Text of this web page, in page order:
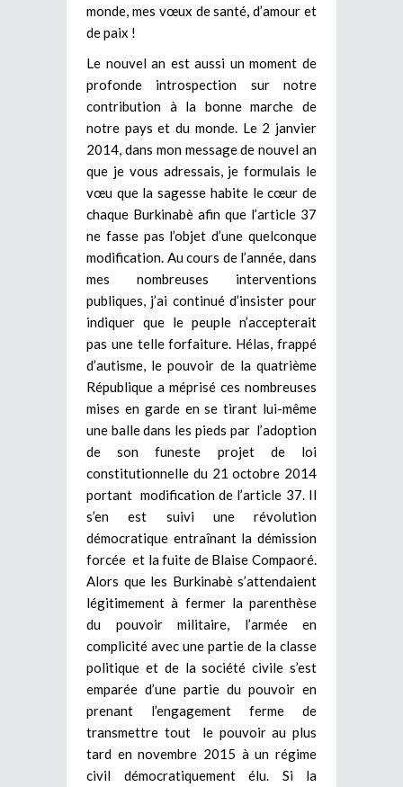
monde, mes vœux de santé, d’amour et
de paix !
Le nouvel an est aussi un moment de
profonde introspection sur notre
contribution à la bonne marche de
notre pays et du monde. Le 2 janvier
2014, dans mon message de nouvel an
que je vous adressais, je formulais le
vœu que la sagesse habite le cœur de
chaque Burkinabè afin que l’article 37
ne fasse pas l’objet d’une quelconque
modification. Au cours de l’année, dans
mes nombreuses interventions
publiques, j’ai continué d’insister pour
indiquer que le peuple n’accepterait
pas une telle forfaiture. Hélas, frappé
d’autisme, le pouvoir de la quatrième
République a méprisé ces nombreuses
mises en garde en se tirant lui-même
une balle dans les pieds par l’adoption
de son funeste projet de loi
constitutionnelle du 21 octobre 2014
portant modification de l’article 37. Il
s’en est suivi une révolution
démocratique entraînant la démission
forcée et la fuite de Blaise Compaoré.
Alors que les Burkinabè s’attendaient
légitimement à fermer la parenthèse
du pouvoir militaire, l’armée en
complicité avec une partie de la classe
politique et de la société civile s’est
emparée d’une partie du pouvoir en
prenant l’engagement ferme de
transmettre tout le pouvoir au plus
tard en novembre 2015 à un régime
civil démocratiquement élu. Si la